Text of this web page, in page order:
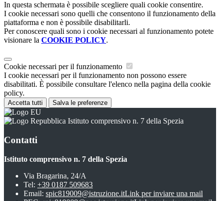
In questa schermata è possibile scegliere quali cookie consentire.
I cookie necessari sono quelli che consentono il funzionamento della
piattaforma e non è possibile disabilitarli.
Per conoscere quali sono i cookie necessari al funzionamento potete
visionare la COOKIE POLICY.
Cookie necessari per il funzionamento
I cookie necessari per il funzionamento non possono essere
disabilitati. È possibile consultare l'elenco nella pagina della cookie
policy.
Accetta tutti Salva le preferenze
Istituto comprensivo n. 7 della Spezia
Contatti
Istituto comprensivo n. 7 della Spezia
Via Bragarina, 24/A
Tel: +39 0187 509683
Email: spic819009@istruzione.itLink per inviare una mail